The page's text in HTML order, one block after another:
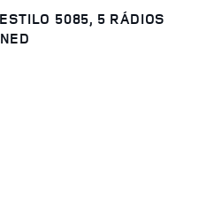
5085, 5 RÁDIOS